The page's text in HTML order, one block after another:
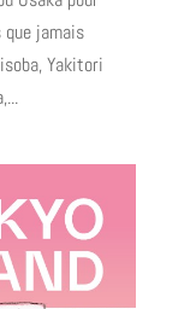
jamais
Yakitori